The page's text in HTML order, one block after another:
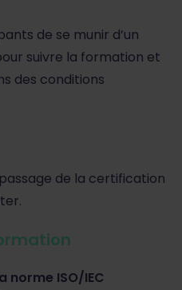
de se munir d’un
suivre la formation et
des conditions
de la certification
norme ISO/IEC